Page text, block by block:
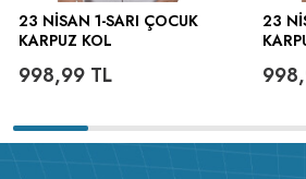
23 NISAN 1-SARI ÇOCUK
KARPUZ KOL
998,99 TL
23